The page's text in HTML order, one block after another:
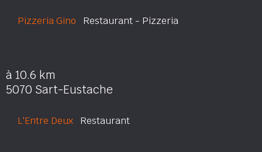
Pizzeria Gino Restaurant - Pizzeria
à 10.6 km
5070 Sart-Eustache
L'Entre Deux Restaurant